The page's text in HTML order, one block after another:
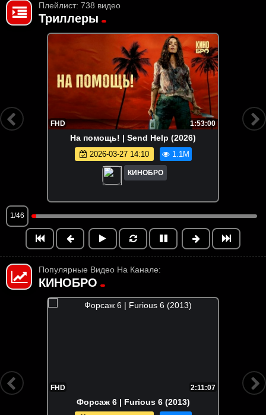
Плейлист: 738 видео
Триллеры
FHD 1:53:00
На помощь! | Send Help (2026)
2026-03-27 14:10 1.1M
КИНОБРО
1/46
Популярные Видео На Канале:
КИНОБРО
6 | Furious 6 (2013)
FHD